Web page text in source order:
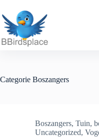
naar
de
inhoud
Categorie Boszangers
Boszangers, Tuin,
Uncategorized,